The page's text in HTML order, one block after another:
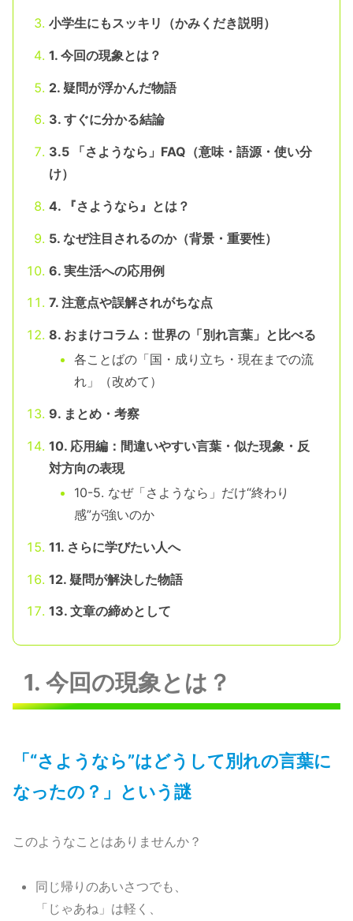
小学生にもスッキリ（かみくだき説明）
1. 今回の現象とは？
2. 疑問が浮かんだ物語
3. すぐに分かる結論
3.5 「さようなら」FAQ（意味・語源・使い分
け）
4. 『さようなら』とは？
5. なぜ注目されるのか（背景・重要性）
6. 実生活への応用例
7. 注意点や誤解されがちな点
8. おまけコラム：世界の「別れ言葉」と比べる
各ことばの「国・成り立ち・現在までの流
れ」（改めて）
9. まとめ・考察
10. 応用編：間違いやすい言葉・似た現象・反
対方向の表現
10-5. なぜ「さようなら」だけ“終わり
感”が強いのか
11. さらに学びたい人へ
12. 疑問が解決した物語
13. 文章の締めとして
1. 今回の現象とは？
「“さようなら”はどうして別れの言葉に
なったの？」という謎
このようなことはありませんか？
同じ帰りのあいさつでも、
「じゃあね」は軽く、